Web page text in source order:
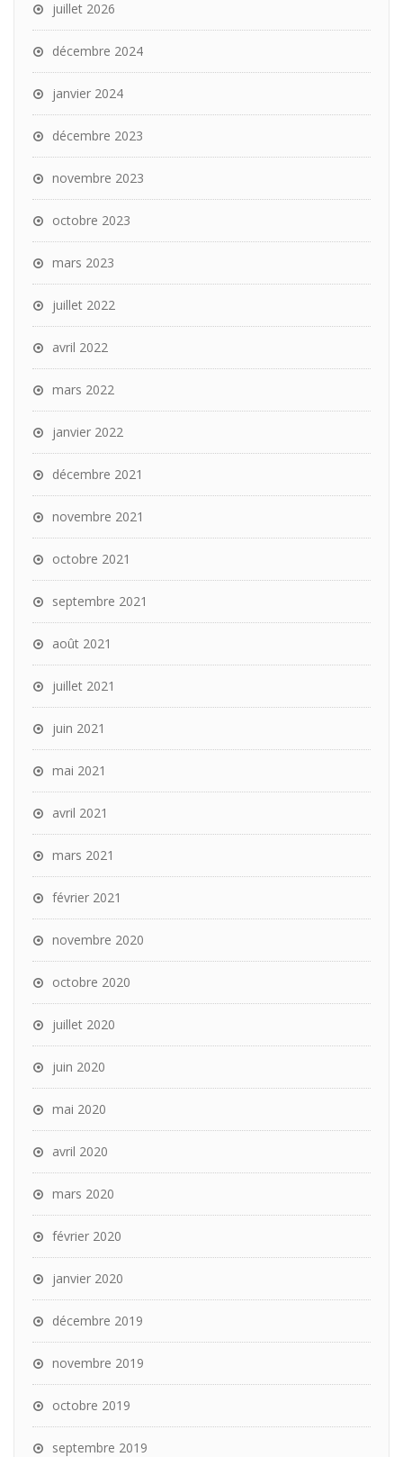
juillet 2026
décembre 2024
janvier 2024
décembre 2023
novembre 2023
octobre 2023
mars 2023
juillet 2022
avril 2022
mars 2022
janvier 2022
décembre 2021
novembre 2021
octobre 2021
septembre 2021
août 2021
juillet 2021
juin 2021
mai 2021
avril 2021
mars 2021
février 2021
novembre 2020
octobre 2020
juillet 2020
juin 2020
mai 2020
avril 2020
mars 2020
février 2020
janvier 2020
décembre 2019
novembre 2019
octobre 2019
septembre 2019